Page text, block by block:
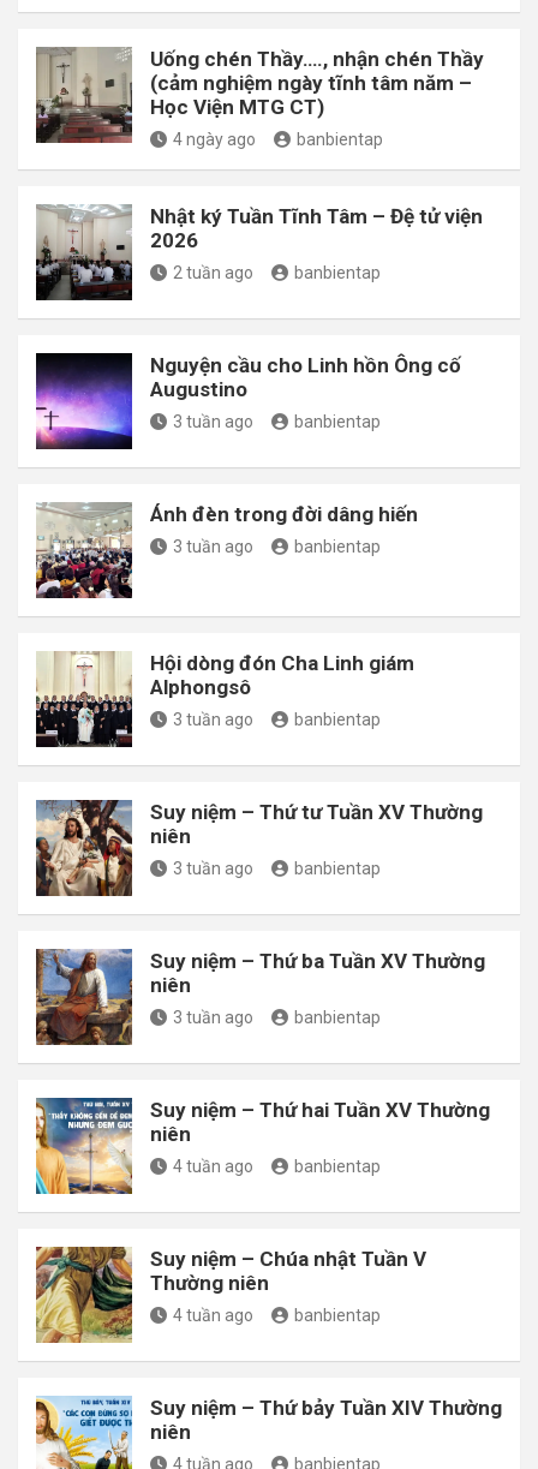
Uống chén Thầy…., nhận chén Thầy
(cảm nghiệm ngày tĩnh tâm năm –
Học Viện MTG CT)
4 ngày ago banbientap
Nhật ký Tuần Tĩnh Tâm – Đệ tử viện
2026
2 tuần ago banbientap
Nguyện cầu cho Linh hồn Ông cố
Augustino
3 tuần ago banbientap
Ánh đèn trong đời dâng hiến
3 tuần ago banbientap
Hội dòng đón Cha Linh giám
Alphongsô
3 tuần ago banbientap
Suy niệm – Thứ tư Tuần XV Thường
niên
3 tuần ago banbientap
Suy niệm – Thứ ba Tuần XV Thường
niên
3 tuần ago banbientap
Suy niệm – Thứ hai Tuần XV Thường
niên
4 tuần ago banbientap
Suy niệm – Chúa nhật Tuần V
Thường niên
4 tuần ago banbientap
Suy niệm – Thứ bảy Tuần XIV Thường
niên
4 tuần ago banbientap